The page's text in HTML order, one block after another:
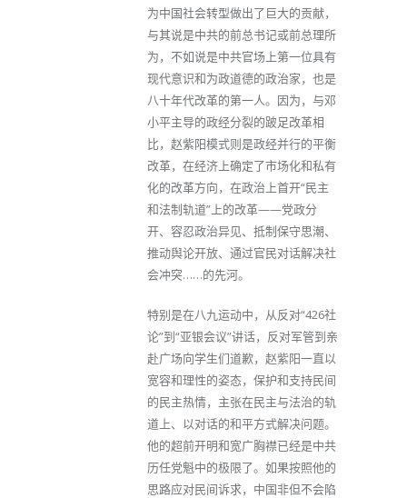
为中国社会转型做出了巨大的贡献，
与其说是中共的前总书记或前总理所
为，不如说是中共官场上第一位具有
现代意识和为政道德的政治家，也是
八十年代改革的第一人。因为，与邓
小平主导的政经分裂的跛足改革相
比，赵紫阳模式则是政经并行的平衡
改革，在经济上确定了市场化和私有
化的改革方向，在政治上首开“民主
和法制轨道”上的改革——党政分
开、容忍政治异见、抵制保守思潮、
推动舆论开放、通过官民对话解决社
会冲突……的先河。
特别是在八九运动中，从反对“426社
论”到“亚银会议”讲话，反对军管到亲
赴广场向学生们道歉，赵紫阳一直以
宽容和理性的姿态，保护和支持民间
的民主热情，主张在民主与法治的轨
道上、以对话的和平方式解决问题。
他的超前开明和宽广胸襟已经是中共
历任党魁中的极限了。如果按照他的
思路应对民间诉求，中国非但不会陷